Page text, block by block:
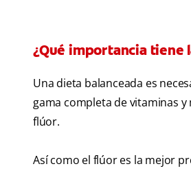
¿Qué importancia tiene
Una dieta balanceada es
gama completa de vitaminas
flúor.
Así como el flúor es la mejor